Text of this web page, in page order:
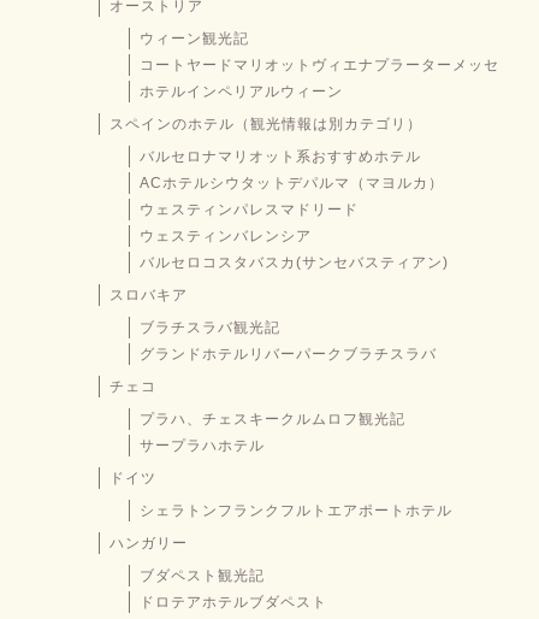
オーストリア
ウィーン観光記
コートヤードマリオットヴィエナプラーターメッセ
ホテルインペリアルウィーン
スペインのホテル（観光情報は別カテゴリ）
バルセロナマリオット系おすすめホテル
ACホテルシウタットデパルマ（マヨルカ）
ウェスティンパレスマドリード
ウェスティンバレンシア
バルセロコスタバスカ(サンセバスティアン)
スロバキア
ブラチスラバ観光記
グランドホテルリバーパークブラチスラバ
チェコ
プラハ、チェスキークルムロフ観光記
サープラハホテル
ドイツ
シェラトンフランクフルトエアポートホテル
ハンガリー
ブダペスト観光記
ドロテアホテルブダペスト